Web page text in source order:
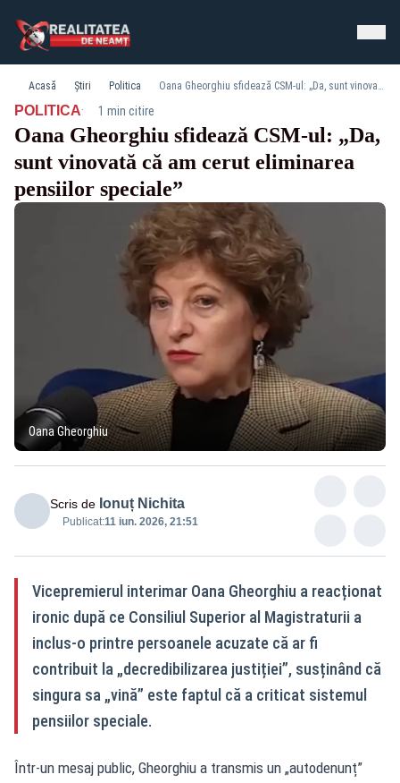
Acasă Știri Politica Oana Gheorghiu sfidează CSM-ul: „Da, sunt vinovată că am cerut eliminarea pensiilor speciale”
POLITICA· 1 min citire
Oana Gheorghiu sfidează CSM-ul: „Da,
sunt vinovată că am cerut eliminarea
pensiilor speciale”
Oana Gheorghiu
Scris de Ionuț Nichita
Publicat:11 iun. 2026, 21:51
Vicepremierul interimar Oana Gheorghiu a reacționat
ironic după ce Consiliul Superior al Magistraturii a
inclus-o printre persoanele acuzate că ar fi
contribuit la „decredibilizarea justiției”, susținând că
singura sa „vină” este faptul că a criticat sistemul
pensiilor speciale.
Într-un mesaj public, Gheorghiu a transmis un „autodenunț”